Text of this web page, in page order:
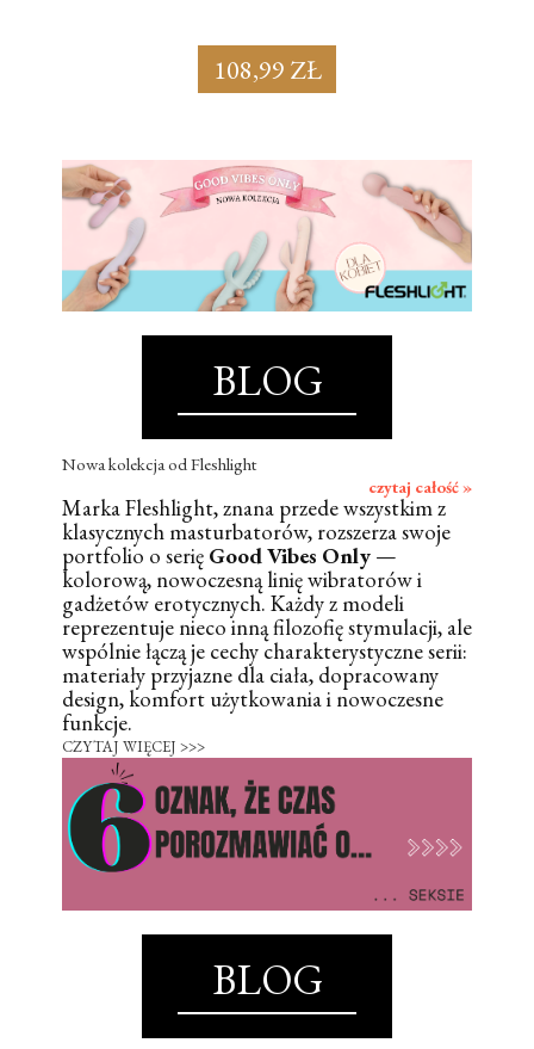
108,99 ZŁ
BLOG
Nowa kolekcja od Fleshlight
czytaj całość »
Marka Fleshlight, znana przede wszystkim z
klasycznych masturbatorów, rozszerza swoje
portfolio o serię Good Vibes Only —
kolorową, nowoczesną linię wibratorów i
gadżetów erotycznych. Każdy z modeli
reprezentuje nieco inną filozofię stymulacji, ale
wspólnie łączą je cechy charakterystyczne serii:
materiały przyjazne dla ciała, dopracowany
design, komfort użytkowania i nowoczesne
funkcje.
CZYTAJ WIĘCEJ >>>
BLOG